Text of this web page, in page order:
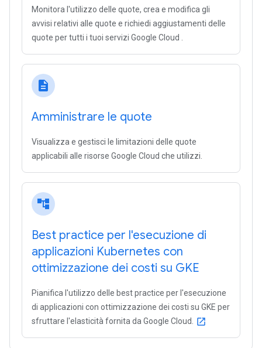
Monitora l'utilizzo delle quote, crea e modifica gli
avvisi relativi alle quote e richiedi aggiustamenti delle
quote per tutti i tuoi servizi Google Cloud .
description
Amministrare le quote
Visualizza e gestisci le limitazioni delle quote
applicabili alle risorse Google Cloud che utilizzi.
account_tree
Best practice per l'esecuzione di
applicazioni Kubernetes con
ottimizzazione dei costi su GKE
Pianifica l'utilizzo delle best practice per l'esecuzione
di applicazioni con ottimizzazione dei costi su GKE per
sfruttare l'elasticità fornita da Google Cloud.
open_in_new